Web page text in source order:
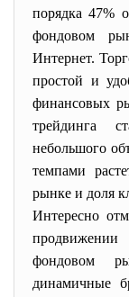
порядка 47%
фондовом
Интернет.
простой и
финансовых
трейдинга
небольшого
темпами
рынке и доля
Интересно
продвижении
фондовом
динамичные